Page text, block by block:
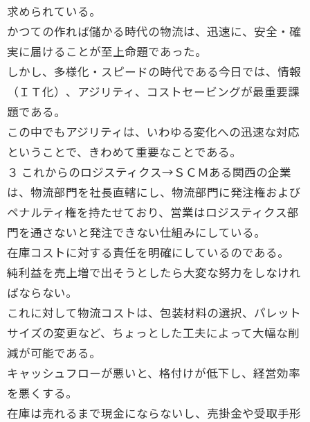
求められている。
かつての作れば儲かる時代の物流は、迅速に、安全・確
実に届けることが至上命題であった。
しかし、多様化・スピードの時代である今日では、情報
（ＩＴ化）、アジリティ、コストセービングが最重要課
題である。
この中でもアジリティは、いわゆる変化への迅速な対応
ということで、きわめて重要なことである。
３ これからのロジスティクス→ＳＣＭある関西の企業
は、物流部門を社長直轄にし、物流部門に発注権および
ペナルティ権を持たせており、営業はロジスティクス部
門を通さないと発注できない仕組みにしている。
在庫コストに対する責任を明確にしているのである。
純利益を売上増で出そうとしたら大変な努力をしなけれ
ばならない。
これに対して物流コストは、包装材料の選択、パレット
サイズの変更など、ちょっとした工夫によって大幅な削
減が可能である。
キャッシュフローが悪いと、格付けが低下し、経営効率
を悪くする。
在庫は売れるまで現金にならないし、売掛金や受取手形